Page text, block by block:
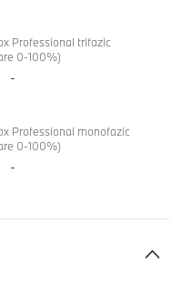
Professional trifazic
0-100%)
-
Professional monofazic
0-100%)
-